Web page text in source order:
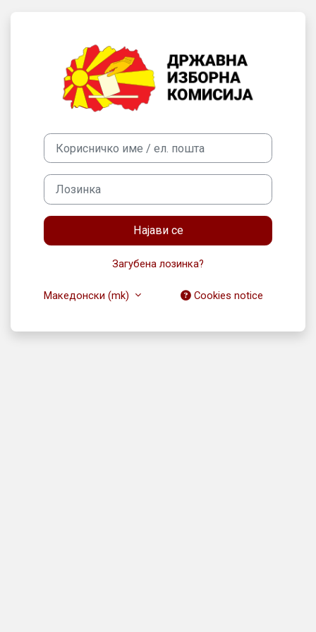
Корисничко име / ел. пошта
Лозинка
Најави се
Загубена лозинка?
Македонски ‎(mk)‎ Cookies notice